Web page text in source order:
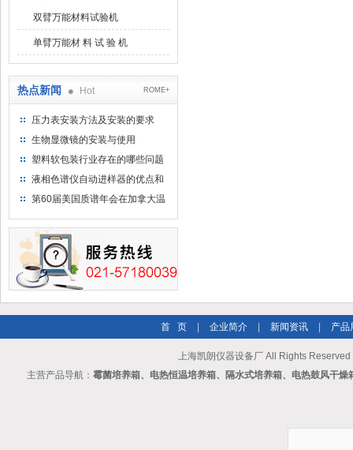
双臂万能材料试验机
单臂万能材 料 试 验 机
热点新闻 Hot ROME+
压力表安装方法及安装的要求
生物显微镜的安装与使用
塑料软包装行业存在的哪些问题
液相色谱仪自动进样器的优点和
维护
第60届美国质谱年会在加拿大温
首 页 企业简介 新闻资讯 产品
上海凯朗仪器设备厂 All Rights Reserved
主营产品导航： 霉菌培养箱、电热恒温培养箱、隔水式培养箱、电热鼓风干